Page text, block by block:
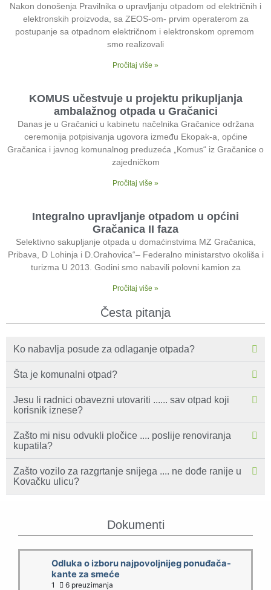
Nakon donošenja Pravilnika o upravljanju otpadom od električnih i
elektronskih proizvoda, sa ZEOS-om- prvim operaterom za
postupanje sa otpadnom električnom i elektronskom opremom
smo realizovali
Pročitaj više »
KOMUS učestvuje u projektu prikupljanja
ambalažnog otpada u Gračanici
Danas je u Gračanici u kabinetu načelnika Gračanice održana
ceremonija potpisivanja ugovora između Ekopak-a, općine
Gračanica i javnog komunalnog preduzeća „Komus“ iz Gračanice o
zajedničkom
Pročitaj više »
Integralno upravljanje otpadom u općini
Gračanica II faza
Selektivno sakupljanje otpada u domaćinstvima MZ Gračanica,
Pribava, D Lohinja i D.Orahovica“– Federalno ministarstvo okoliša i
turizma U 2013. Godini smo nabavili polovni kamion za
Pročitaj više »
Česta pitanja
Ko nabavlja posude za odlaganje otpada?
Šta je komunalni otpad?
Jesu li radnici obavezni utovariti ...... sav otpad koji
korisnik iznese?
Zašto mi nisu odvukli pločice .... poslije renoviranja
kupatila?
Zašto vozilo za razgrtanje snijega .... ne dođe ranije u
Kovačku ulicu?
Dokumenti
Odluka o izboru najpovoljnijeg ponuđača-
kante za smeće
1 6 preuzimanja